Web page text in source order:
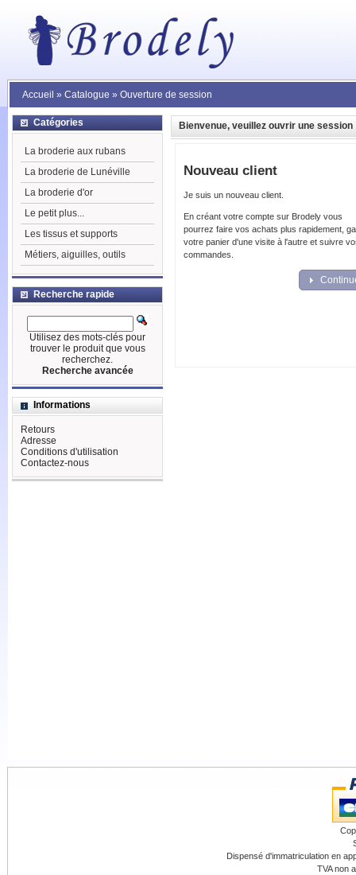
Accueil » Catalogue » Ouverture de session
Bienvenue, veuillez ouvrir une session
Nouveau client
Je suis un nouveau client.
En créant votre compte sur Brodely vous
pourrez faire vos achats plus rapidement,
votre panier d'une visite à l'autre et suivre
commandes.
Catégories
La broderie aux rubans
La broderie de Lunéville
La broderie d'or
Le petit plus...
Les tissus et supports
Métiers, aiguilles, outils
Recherche rapide
Utilisez des mots-clés pour
trouver le produit que vous
recherchez.
Recherche avancée
Informations
Retours
Adresse
Conditions d'utilisation
Contactez-nous
Dispensé d'immatriculation en
TVA non